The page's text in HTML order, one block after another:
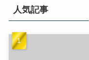
人気記事